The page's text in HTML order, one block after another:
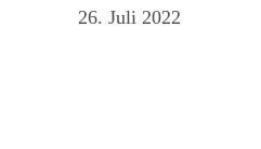
26. Juli 2022